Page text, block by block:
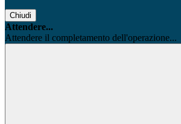
Chiudi
Attendere...
Attendere il completamento dell'operazione...